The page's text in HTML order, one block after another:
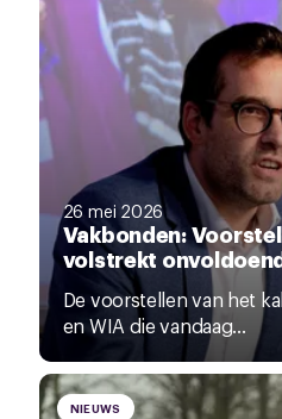
26 mei 2026
Vakbonden:
volstrekt
De voorstellen van het
en WIA die vandaag...
NIEUWS